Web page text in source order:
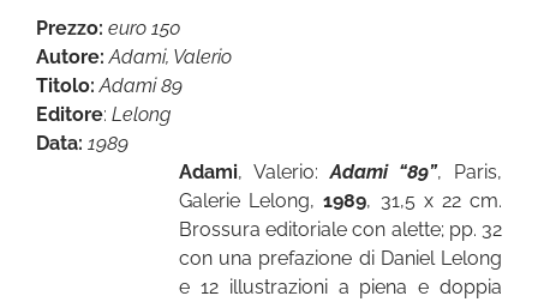
Prezzo: euro 150
Autore: Adami, Valerio
Titolo: Adami 89
Editore: Lelong
Data: 1989
Adami, Valerio:Adami “89”, Paris,
Galerie Lelong,1989, 31,5 x 22 cm.
Brossura editoriale con alette; pp. 32
con una prefazione di Daniel Lelong
e 12 illustrazioni a piena e doppia